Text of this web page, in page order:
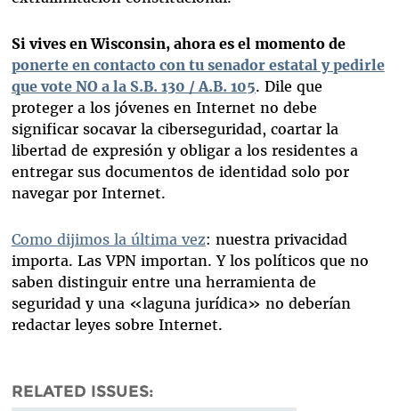
Si vives en Wisconsin, ahora es el momento de
ponerte en contacto con tu senador estatal y pedirle
que vote NO a la S.B. 130 / A.B. 105. Dile que
proteger a los jóvenes en Internet no debe
significar socavar la ciberseguridad, coartar la
libertad de expresión y obligar a los residentes a
entregar sus documentos de identidad solo por
navegar por Internet.
Como dijimos la última vez: nuestra privacidad
importa. Las VPN importan. Y los políticos que no
saben distinguir entre una herramienta de
seguridad y una «laguna jurídica» no deberían
redactar leyes sobre Internet.
RELATED ISSUES